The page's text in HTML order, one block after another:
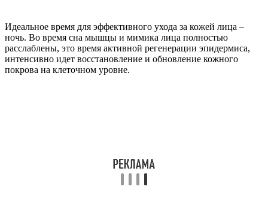
Идеальное время для эффективного ухода за кожей лица –
ночь. Во время сна мышцы и мимика лица полностью
расслаблены, это время активной регенерации эпидермиса,
интенсивно идет восстановление и обновление кожного
покрова на клеточном уровне.